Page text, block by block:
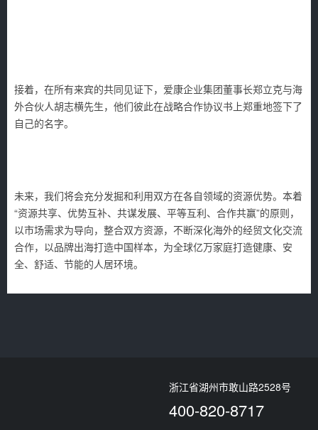
接着，在所有来宾的共同见证下，爱康企业集团董事长郑立克与海
外合伙人胡志横先生，他们彼此在战略合作协议书上郑重地签下了
自己的名字。
未来，我们将会充分发掘和利用双方在各自领域的资源优势。本着
“资源共享、优势互补、共谋发展、平等互利、合作共赢”的原则，
以市场需求为导向，整合双方资源，不断深化海外的经贸文化交流
合作，以品牌出海打造中国样本，为全球亿万家庭打造健康、安
全、舒适、节能的人居环境。
浙江省湖州市敢山路2528号
400-820-8717